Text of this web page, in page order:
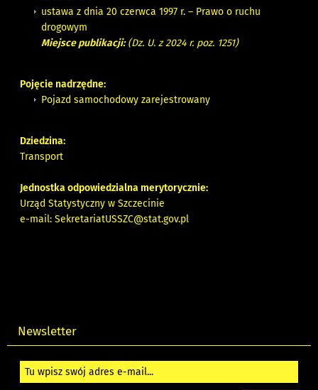
ustawa z dnia 20 czerwca 1997 r. – Prawo o ruchu
drogowym
Miejsce publikacji:(Dz. U. z 2024 r. poz. 1251)
Pojęcie nadrzędne:
Pojazd samochodowy zarejestrowany
Dziedzina:
Transport
Jednostka odpowiedzialna merytorycznie:
Urząd Statystyczny w Szczecinie
e-mail:SekretariatUSSZC@stat.gov.pl
Newsletter